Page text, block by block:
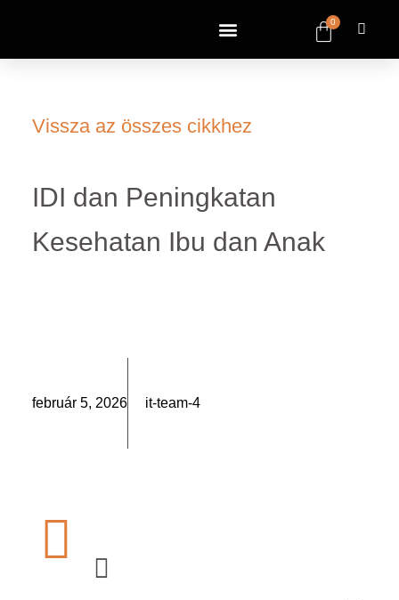
0
Vissza az összes cikkhez
IDI dan Peningkatan
Kesehatan Ibu dan Anak
február 5, 2026 it-team-4